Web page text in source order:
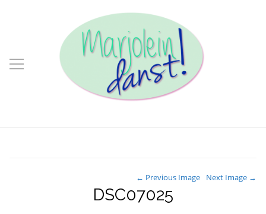
← Previous Image Next Image →
DSC07025